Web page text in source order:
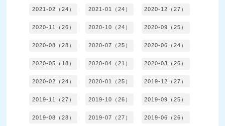
2021-02（24） 2021-01（24） 2020-12（27）
2020-11（26） 2020-10（24） 2020-09（25）
2020-08（28） 2020-07（25） 2020-06（24）
2020-05（18） 2020-04（21） 2020-03（26）
2020-02（24） 2020-01（25） 2019-12（27）
2019-11（27） 2019-10（26） 2019-09（25）
2019-08（28） 2019-07（27） 2019-06（26）